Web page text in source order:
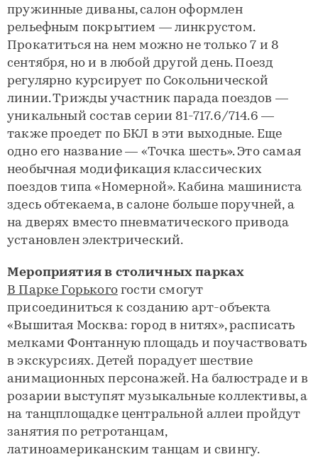
пружинные диваны, салон оформлен
рельефным покрытием — линкрустом.
Прокатиться на нем можно не только 7 и 8
сентября, но и в любой другой день. Поезд
регулярно курсирует по Сокольнической
линии. Трижды участник парада поездов —
уникальный состав серии 81-717.6/714.6 —
также проедет по БКЛ в эти выходные. Еще
одно его название — «Точка шесть». Это самая
необычная модификация классических
поездов типа «Номерной». Кабина машиниста
здесь обтекаема, в салоне больше поручней, а
на дверях вместо пневматического привода
установлен электрический.
Мероприятия в столичных парках
В Парке Горькогогости смогут
присоединиться к созданию арт-объекта
«Вышитая Москва: город в нитях», расписать
мелками Фонтанную площадь и поучаствовать
в экскурсиях. Детей порадует шествие
анимационных персонажей. На балюстраде и в
розарии выступят музыкальные коллективы, а
на танцплощадке центральной аллеи пройдут
занятия по ретротанцам,
латиноамериканским танцам и свингу.